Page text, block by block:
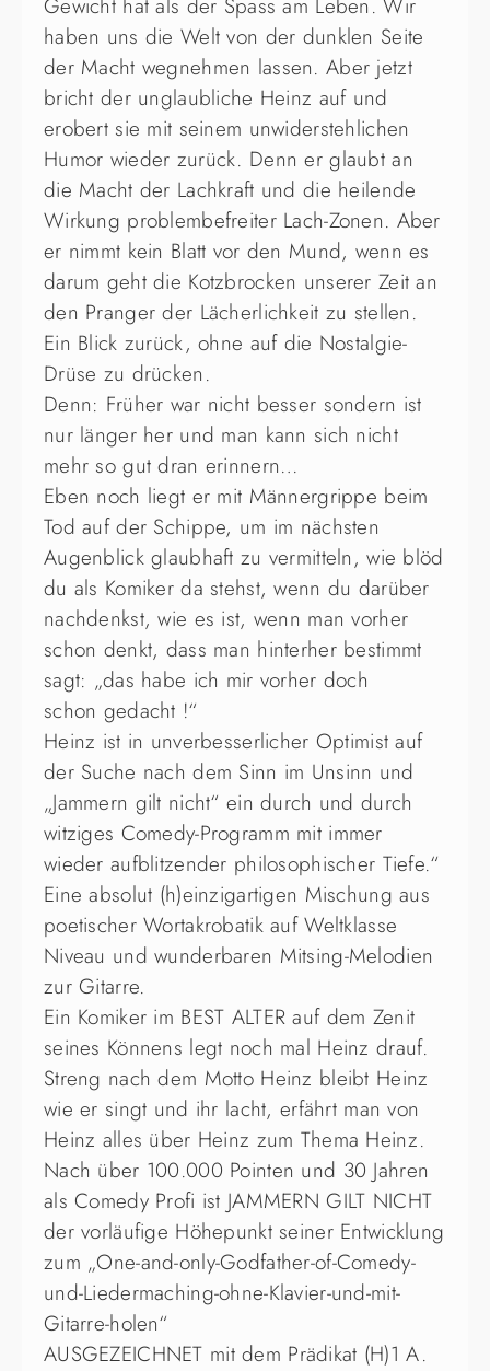
Gewicht hat als der Spass am Leben. Wir
haben uns die Welt von der dunklen Seite
der Macht wegnehmen lassen. Aber jetzt
bricht der unglaubliche Heinz auf und
erobert sie mit seinem unwiderstehlichen
Humor wieder zurück. Denn er glaubt an
die Macht der Lachkraft und die heilende
Wirkung problembefreiter Lach-Zonen. Aber
er nimmt kein Blatt vor den Mund, wenn es
darum geht die Kotzbrocken unserer Zeit an
den Pranger der Lächerlichkeit zu stellen.
Ein Blick zurück, ohne auf die Nostalgie-
Drüse zu drücken.
Denn: Früher war nicht besser sondern ist
nur länger her und man kann sich nicht
mehr so gut dran erinnern…
Eben noch liegt er mit Männergrippe beim
Tod auf der Schippe, um im nächsten
Augenblick glaubhaft zu vermitteln, wie blöd
du als Komiker da stehst, wenn du darüber
nachdenkst, wie es ist, wenn man vorher
schon denkt, dass man hinterher bestimmt
sagt: „das habe ich mir vorher doch
schon gedacht !“
Heinz ist in unverbesserlicher Optimist auf
der Suche nach dem Sinn im Unsinn und
„Jammern gilt nicht“ ein durch und durch
witziges Comedy-Programm mit immer
wieder aufblitzender philosophischer Tiefe.“
Eine absolut (h)einzigartigen Mischung aus
poetischer Wortakrobatik auf Weltklasse
Niveau und wunderbaren Mitsing-Melodien
zur Gitarre.
Ein Komiker im BEST ALTER auf dem Zenit
seines Könnens legt noch mal Heinz drauf.
Streng nach dem Motto Heinz bleibt Heinz
wie er singt und ihr lacht, erfährt man von
Heinz alles über Heinz zum Thema Heinz.
Nach über 100.000 Pointen und 30 Jahren
als Comedy Profi ist JAMMERN GILT NICHT
der vorläufige Höhepunkt seiner Entwicklung
zum „One-and-only-Godfather-of-Comedy-
und-Liedermaching-ohne-Klavier-und-mit-
Gitarre-holen“
AUSGEZEICHNET mit dem Prädikat (H)1 A.